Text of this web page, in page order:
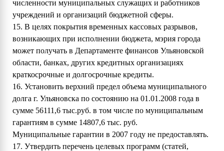
численности муниципальных служащих и работников
учреждений и организаций бюджетной сферы.
15. В целях покрытия временных кассовых разрывов,
возникающих при исполнении бюджета, мэрия города
может получать в Департаменте финансов Ульяновской
области, банках, других кредитных организациях
краткосрочные и долгосрочные кредиты.
16. Установить верхний предел объема муниципального
долга г. Ульяновска по состоянию на 01.01.2008 года в
сумме 56111,6 тыс.руб. в том числе по муниципальным
гарантиям в сумме 14807,6 тыс. руб.
Муниципальные гарантии в 2007 году не предоставлять.
17. Утвердить перечень целевых программ (статей,